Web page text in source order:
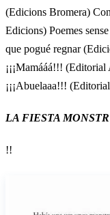
(Edicions Bromera)
Edicions) Poemes
que pogué regnar
¡¡¡Mamááá!!!
¡¡¡Abuelaaa!!!
LA FIESTA
!!